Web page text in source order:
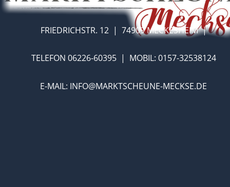
FRIEDRICHSTR. 12  |  74909 MECKESHEIM  |
TELEFON 06226-60395  |  MOBIL: 0157-32538124
E-MAIL: INFO@MARKTSCHEUNE-MECKSE.DE